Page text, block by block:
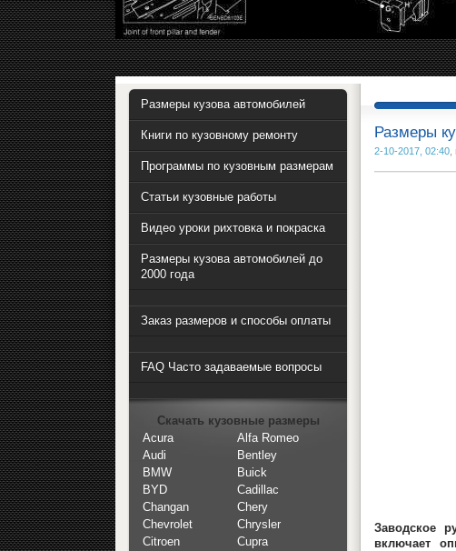
Размеры
2-10-2017, 02:40,
Заводское
включает
Размеры кузова автомобилей
Книги по кузовному ремонту
Программы по кузовным размерам
Статьи кузовные работы
Видео уроки рихтовка и покраска
Размеры кузова автомобилей до
2000 года
Заказ размеров и способы оплаты
FAQ Часто задаваемые вопросы
Скачать кузовные размеры
Acura
Alfa Romeo
Audi
Bentley
BMW
Buick
BYD
Cadillac
Changan
Chery
Chevrolet
Chrysler
Citroen
Cupra